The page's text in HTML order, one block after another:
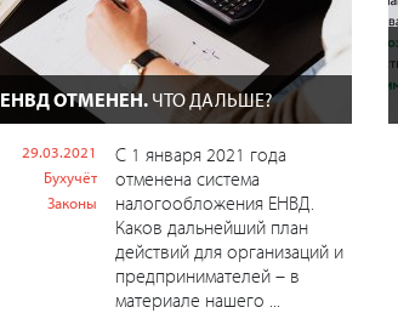
ЕНВД ОТМЕНЕН. ЧТО ДАЛЬШЕ?
29.03.2021
Бухучёт
Законы
С 1 января 2021 года
отменена система
налогообложения ЕНВД.
Каков дальнейший план
действий для организаций и
предпринимателей – в
материале нашего ...